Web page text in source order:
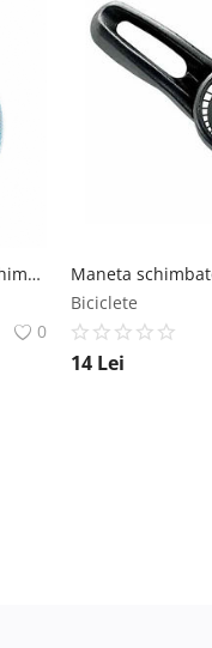
Set Cablu+Teaca Alligator Schimbator 4mm L-2000mm Argintiu Alligator
0
Biciclete
14 Lei